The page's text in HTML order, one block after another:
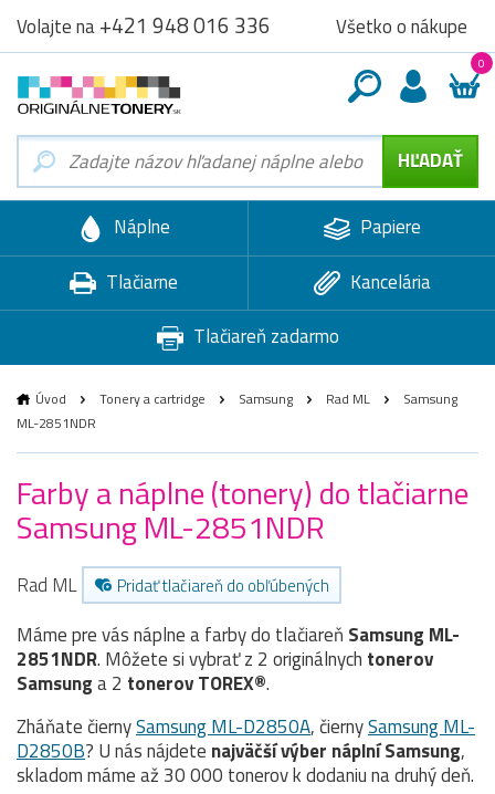
Volajte na+421 948 016 336 Všetko o nákupe
0
Náplne
Papiere
Tlačiarne
Kancelária
Tlačiareň zadarmo
Úvod Tonery a cartridge Samsung Rad ML
Samsung
ML-2851NDR
Farby a náplne (tonery) do tlačiarne
Samsung ML-2851NDR
Rad ML Pridať tlačiareň do obľúbených
Máme pre vás náplne a farby do tlačiareň Samsung ML-
2851NDR. Môžete si vybrať z 2 originálnych tonerov
Samsunga 2 tonerov TOREX®.
Zháňate čiernySamsung ML-D2850A, čiernySamsung ML-
D2850B? U nás nájdete najväčší výber náplní Samsung,
skladom máme až 30 000 tonerov k dodaniu na druhý deň.